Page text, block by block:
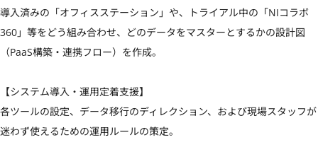
導入済みの「オフィスステーション」や、トライアル中の「NIコラボ
360」等をどう組み合わせ、どのデータをマスターとするかの設計図
（PaaS構築・連携フロー）を作成。
【システム導入・運用定着支援】
各ツールの設定、データ移行のディレクション、および現場スタッフが
迷わず使えるための運用ルールの策定。